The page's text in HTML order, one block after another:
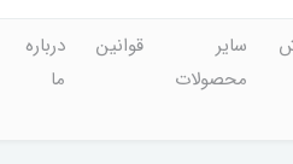
سایر
محصولات
قوانین
درباره
ما